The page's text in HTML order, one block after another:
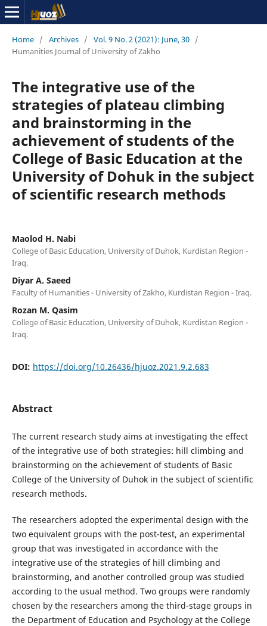
Home / Archives / Vol. 9 No. 2 (2021): June, 30 /
Humanities Journal of University of Zakho
The integrative use of the
strategies of plateau climbing
and brainstorming in the
achievement of students of the
College of Basic Education at the
University of Dohuk in the subject
of scientific research methods
Maolod H. Nabi
College of Basic Education, University of Duhok, Kurdistan Region -
Iraq.
Diyar A. Saeed
Faculty of Humanities - University of Zakho, Kurdistan Region - Iraq.
Rozan M. Qasim
College of Basic Education, University of Duhok, Kurdistan Region -
Iraq.
DOI: https://doi.org/10.26436/hjuoz.2021.9.2.683
Abstract
The current research study aims at investigating the effect
of the integrative use of both strategies: hill climbing and
brainstorming on the achievement of students of Basic
College of the University of Duhok in the subject of scientific
research methods.
The researchers adopted the experimental design with the
two equivalent groups with the post-test, an experimental
group that was investigated in accordance with the
integrative use of the strategies of hill climbing and
brainstorming, and another controlled group was studied
according to the usual method. Two groups were randomly
chosen by the researchers among the third-stage groups in
the Department of Education and Psychology at the College